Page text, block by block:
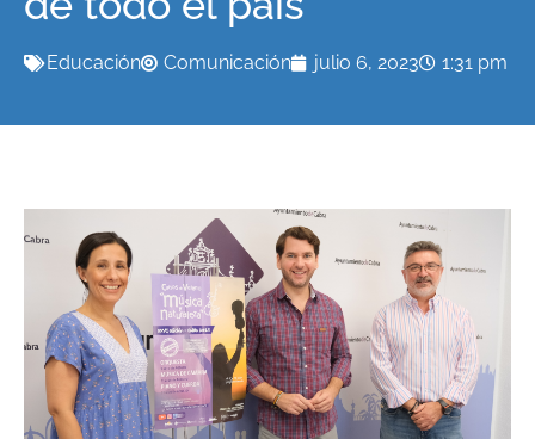
Educación Comunicación julio 6, 2023 1:31 pm